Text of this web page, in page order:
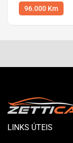
96.000 Km
LINKS ÚTEIS